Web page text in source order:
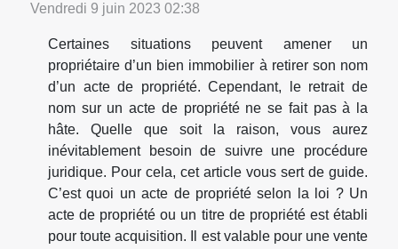
Vendredi 9 juin 2023 02:38
Certaines situations peuvent amener un
propriétaire d’un bien immobilier à retirer son nom
d’un acte de propriété. Cependant, le retrait de
nom sur un acte de propriété ne se fait pas à la
hâte. Quelle que soit la raison, vous aurez
inévitablement besoin de suivre une procédure
juridique. Pour cela, cet article vous sert de guide.
C’est quoi un acte de propriété selon la loi ? Un
acte de propriété ou un titre de propriété est établi
pour toute acquisition. Il est valable pour une vente